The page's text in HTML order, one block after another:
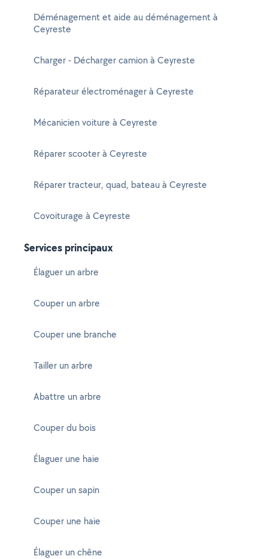
Déménagement et aide au déménagement à
Ceyreste
Charger - Décharger camion à Ceyreste
Réparateur électroménager à Ceyreste
Mécanicien voiture à Ceyreste
Réparer scooter à Ceyreste
Réparer tracteur, quad, bateau à Ceyreste
Covoiturage à Ceyreste
Services principaux
Élaguer un arbre
Couper un arbre
Couper une branche
Tailler un arbre
Abattre un arbre
Couper du bois
Élaguer une haie
Couper un sapin
Couper une haie
Élaguer un chêne